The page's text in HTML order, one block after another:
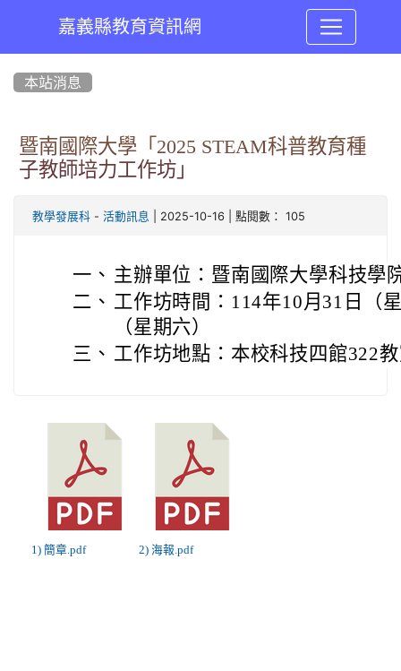
嘉義縣教育資訊網
本站消息
暨南國際大學「2025 STEAM科普教育種
子教師培力工作坊」
教學發展科 - 活動訊息 | 2025-10-16 | 點閱數： 105
一、 主辦單位： 暨南國際大學科技學
二、 工作坊時間：114年10月31日（
（星期六）
三、 工作坊地點：本校科技四館322
1) 簡章.pdf 2) 海報.pdf